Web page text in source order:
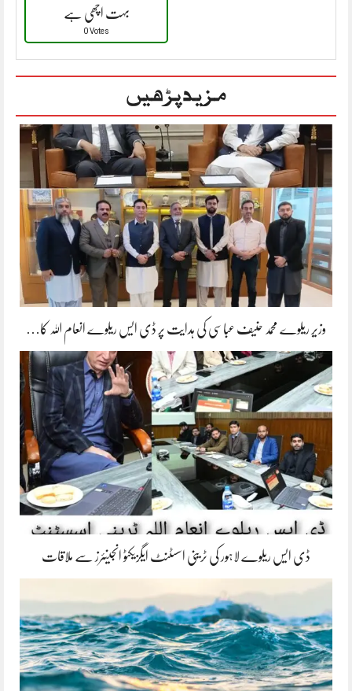
بہت اچھی ہے
0 Votes
مزید پڑھیں
وزیر ریلوے محمد حنیف عباسی کی ہدایت پر ڈی ایس ریلوے انعام اللہ کا…
ڈی ایس ریلوے لاہور کی ٹرینی اسسٹنٹ ایگزیکٹو انجینئرز سے ملاقات